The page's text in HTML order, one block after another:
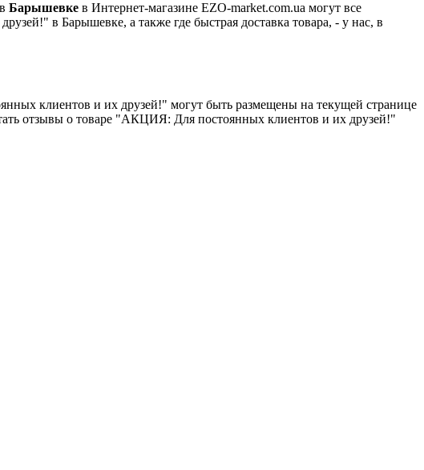
Барышевке в Интернет-магазине EZO-market.com.ua могут все
в Барышевке, а также где быстрая доставка товара, - у нас, в
клиентов и их друзей!" могут быть размещены на текущей странице
отзывы о товаре "АКЦИЯ: Для постоянных клиентов и их друзей!"